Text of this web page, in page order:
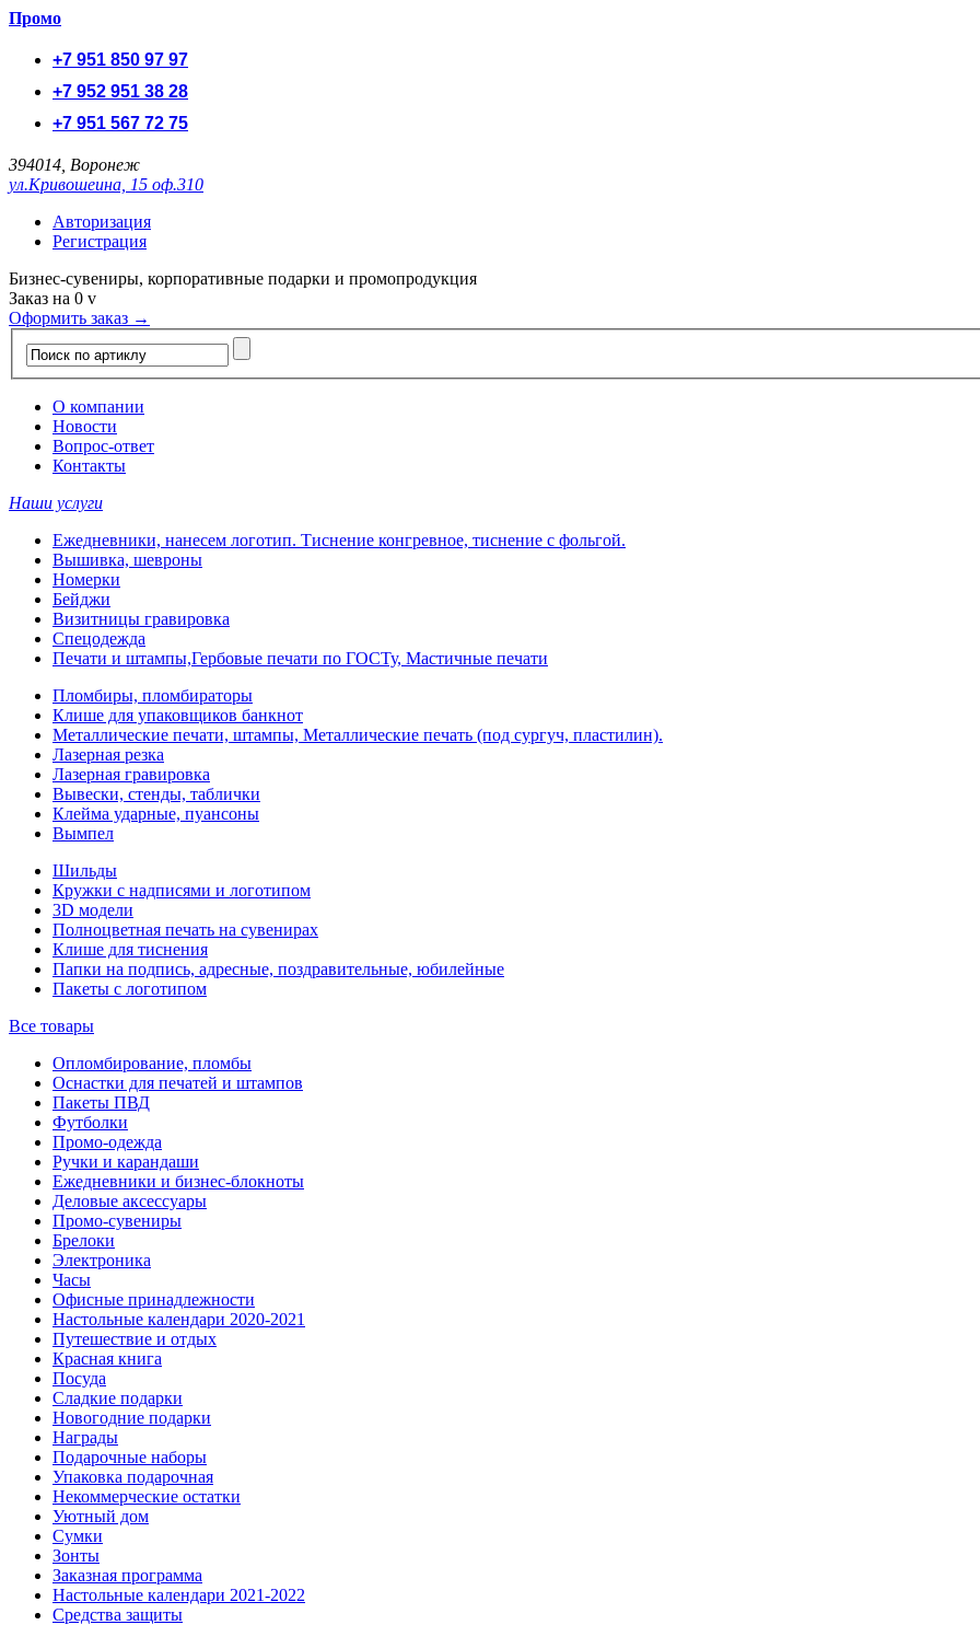
Промо
+7 951 850 97 97
+7 952 951 38 28
+7 951 567 72 75
394014, Воронеж
ул.Кривошеина, 15 оф.310
Авторизация
Регистрация
Бизнес-сувениры, корпоративные подарки и промопродукция
Заказ на 0 v
Оформить заказ →
О компании
Новости
Вопрос-ответ
Контакты
Наши услуги
Ежедневники, нанесем логотип. Тиснение конгревное, тиснение с фольгой.
Вышивка, шевроны
Номерки
Бейджи
Визитницы гравировка
Спецодежда
Печати и штампы,Гербовые печати по ГОСТу, Мастичные печати
Пломбиры, пломбираторы
Клише для упаковщиков банкнот
Металлические печати, штампы, Металлические печать (под сургуч, пластилин).
Лазерная резка
Лазерная гравировка
Вывески, стенды, таблички
Клейма ударные, пуансоны
Вымпел
Шильды
Кружки с надписями и логотипом
3D модели
Полноцветная печать на сувенирах
Клише для тиснения
Папки на подпись, адресные, поздравительные, юбилейные
Пакеты с логотипом
Все товары
Опломбирование, пломбы
Оснастки для печатей и штампов
Пакеты ПВД
Футболки
Промо-одежда
Ручки и карандаши
Ежедневники и бизнес-блокноты
Деловые аксессуары
Промо-сувениры
Брелоки
Электроника
Часы
Офисные принадлежности
Настольные календари 2020-2021
Путешествие и отдых
Красная книга
Посуда
Сладкие подарки
Новогодние подарки
Награды
Подарочные наборы
Упаковка подарочная
Некоммерческие остатки
Уютный дом
Сумки
Зонты
Заказная программа
Настольные календари 2021-2022
Средства защиты